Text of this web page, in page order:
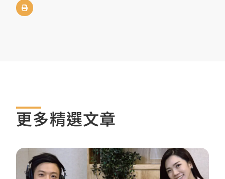
更多精選文章